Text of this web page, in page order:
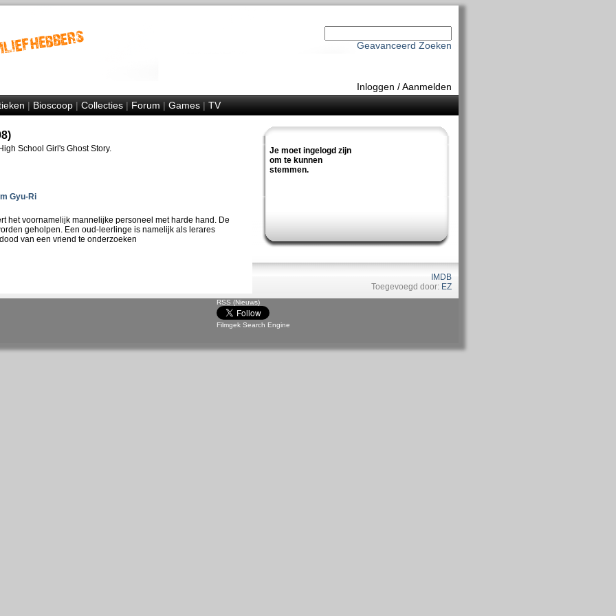
Geavanceerd Zoeken
Inloggen /Aanmelden
|Bioscoop|Collecties|Forum|Games|TV
Je moet ingelogd zijn
om te kunnen
stemmen.
IMDB
Toegevoegd door: EZ
School Girl's Ghost Story.
Gyu-Ri
het voornamelijk mannelijke personeel met harde hand. De
geholpen. Een oud-leerlinge is namelijk als lerares
van een vriend te onderzoeken
RSS (Nieuws)
Filmgek Search Engine